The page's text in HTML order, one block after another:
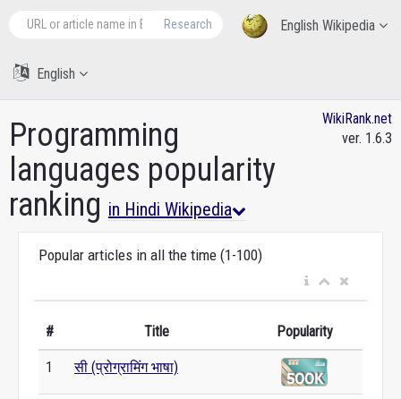
English Wikipedia
Research
English
Programming
languages popularity
ranking in Hindi Wikipedia
WikiRank.net
ver. 1.6.3
Popular articles in all the time (1-100)
# Title Popularity
1 सी (प्रोग्रामिंग भाषा)